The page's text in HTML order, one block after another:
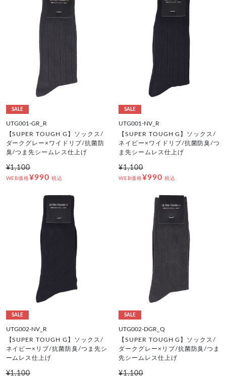
SALE
UTG001-GR_R
【SUPER TOUGH G】ソックス/
ダークグレー×ワイドリブ/抗菌防
臭/つま先シームレス仕上げ
¥1,100
WEB価格¥990 税込
SALE
UTG001-NV_R
【SUPER TOUGH G】ソックス/
ネイビー×ワイドリブ/抗菌防臭/つ
ま先シームレス仕上げ
¥1,100
WEB価格¥990 税込
SALE
UTG002-NV_R
【SUPER TOUGH G】ソックス/
ネイビー×リブ/抗菌防臭/つま先シ
ームレス仕上げ
¥1,100
SALE
UTG002-DGR_Q
【SUPER TOUGH G】ソックス/
ダークグレー×リブ/抗菌防臭/つま
先シームレス仕上げ
¥1,100